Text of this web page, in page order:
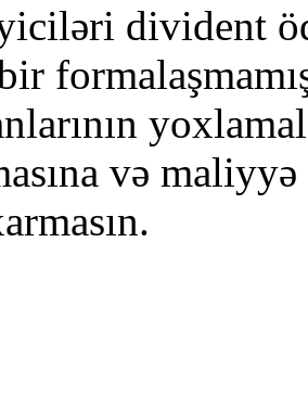
divident
və